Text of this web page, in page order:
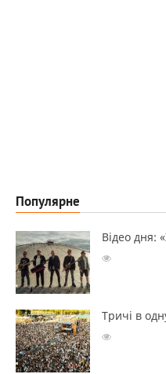
Популярне
Відео дня:
Тричі в